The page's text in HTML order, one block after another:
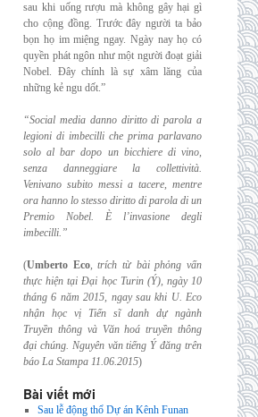
sau khi uống rượu mà không gây hại gì
cho cộng đồng. Trước đây người ta bảo
bọn họ im miệng ngay. Ngày nay họ có
quyền phát ngôn như một người đoạt giải
Nobel. Đây chính là sự xâm lăng của
những kẻ ngu dốt.”
“Social media danno diritto di parola a
legioni di imbecilli che prima parlavano
solo albar dopo un bicchiere di vino,
senza danneggiare la collettività.
Venivano subito messi a tacere, mentre
ora hanno lo stesso diritto di parola di un
Premio Nobel. È l’invasione degli
imbecilli.”
(Umberto Eco,trích từ bài phỏng vấn
thực hiện tại Đại học Turin (Ý), ngày 10
tháng 6 năm 2015, ngay sau khi U. Eco
nhận học vị Tiến sĩ danh dự ngành
Truyền thông và Văn hoá truyền thông
đại chúng. Nguyên văn tiếng Ý đăng trên
báo La Stampa 11.06.2015)
Bài viết mới
Sau lễ động thổ Dự án Kênh Funan